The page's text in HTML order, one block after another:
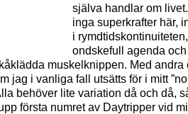
själva handlar om
inga superkrafter här,
i
ondskefull agenda
muskelknippen. Med andra
jag i vanliga fall utsätts för i mitt
behöver lite variation då och då,
första numret av Daytripper vid